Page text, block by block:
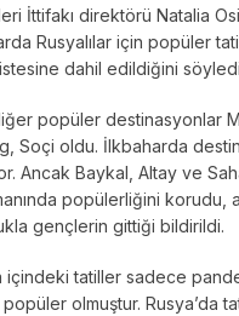
İttifakı direktörü Natalia
Rusyalılar için popüler
dahil edildiğini
popüler destinasyonlar
Soçi oldu. İlkbaharda
Ancak Baykal, Altay ve
popülerliğini korudu,
gençlerin gittiği bildirildi.
içindeki tatiller sadece
olmuştur. Rusya’da